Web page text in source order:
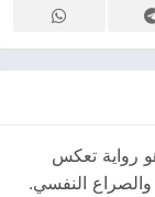
رواية تعكس
النفسي.